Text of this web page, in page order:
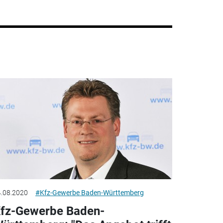
#Kfz-Gewerbe Baden-Württemberg
Gewerbe Baden-